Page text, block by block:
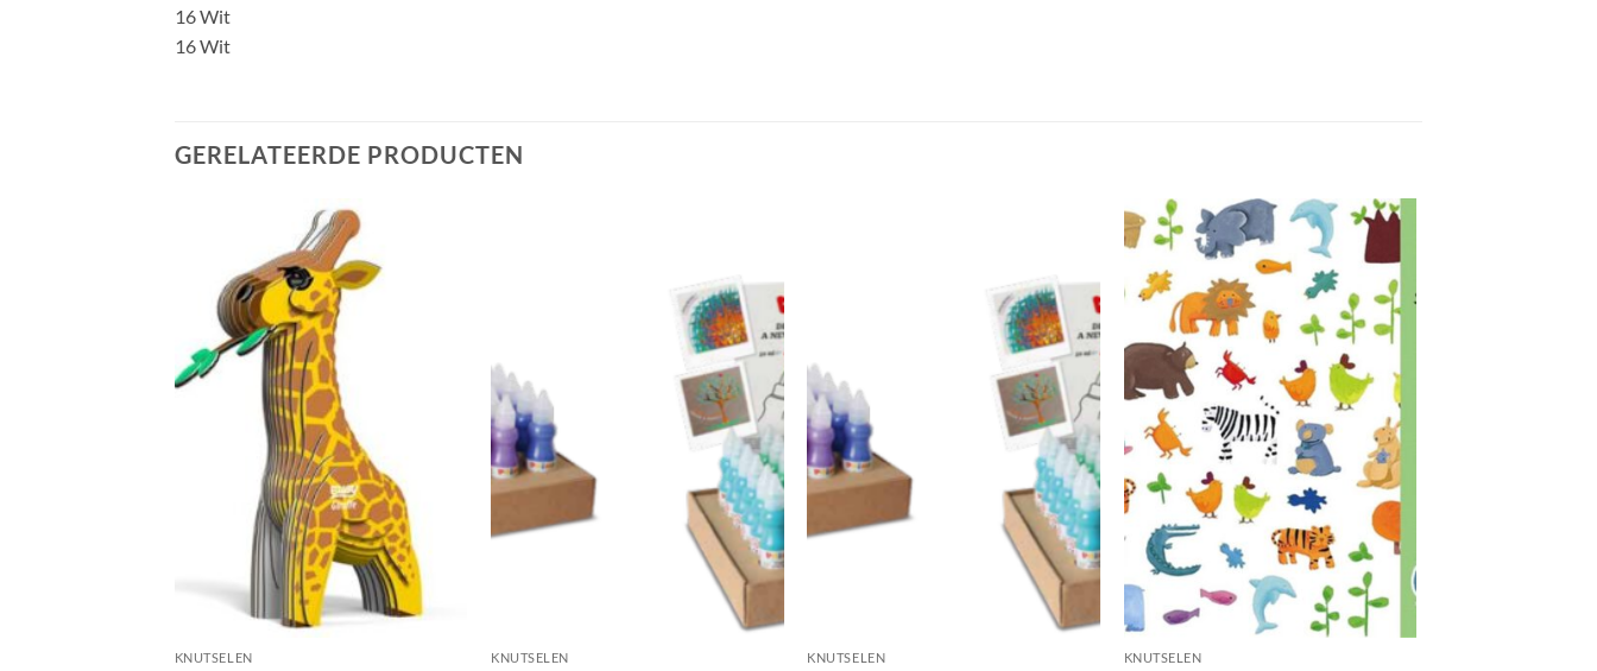
16 Wit
16 Wit
GERELATEERDE PRODUCTEN
KNUTSELEN KNUTSELEN KNUTSELEN KNUTSELEN